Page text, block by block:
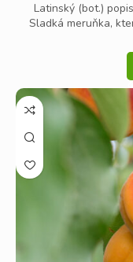
Latinský (bot.)
Sladká meruňka,